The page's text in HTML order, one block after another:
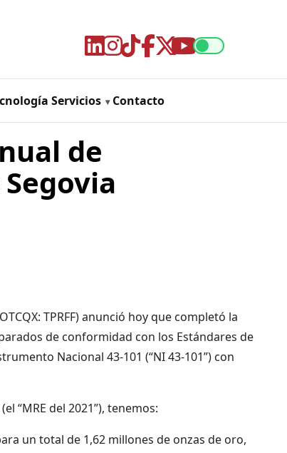
Servicios Contacto
de
TPRFF) anunció hoy que completó la
de conformidad con los Estándares de
Nacional 43-101 (“NI 43-101”) con
“MRE del 2021”), tenemos:
un total de 1,62 millones de onzas de oro,